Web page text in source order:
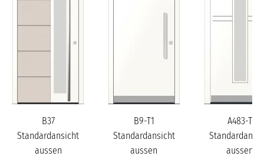
B37
Standardansicht
aussen
B9-T1
Standardansicht
aussen
A483-T
aussen